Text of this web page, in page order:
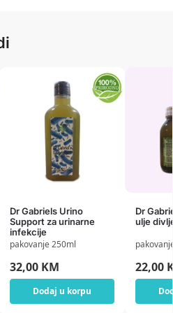
Dr Gabriels Urino
Support za urinarne
infekcije
pakovanje 250ml
32,00 KM
Dodaj u korpu
Dr
ulje
22,00